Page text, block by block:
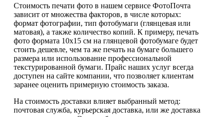
Стоимость печати фото в нашем сервисе ФотоПочта
зависит от множества факторов, в числе которых:
формат фотографии, тип фотобумаги (глянцевая или
матовая), а также количество копий. К примеру, печать
фото формата 10х15 см на глянцевой фотобумаге будет
стоить дешевле, чем та же печать на бумаге большего
размера или использование профессиональной
текстурированной бумаги. Прайс наших услуг всегда
доступен на сайте компании, что позволяет клиентам
заранее оценить примерную стоимость заказа.
На стоимость доставки влияет выбранный метод:
почтовая служба, курьерская доставка, или же доставка